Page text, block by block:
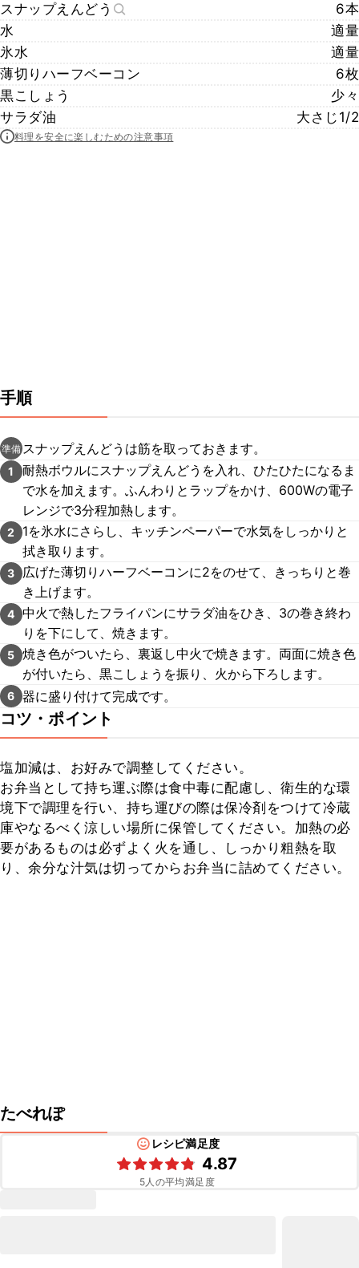
スナップえんどう
6本
水
適量
氷水
適量
薄切りハーフベーコン
6枚
黒こしょう
少々
サラダ油
大さじ1/2
料理を安全に楽しむための注意事項
手順
準備 スナップえんどうは筋を取っておきます。
1
耐熱ボウルにスナップえんどうを入れ、ひたひたになるま
で水を加えます。ふんわりとラップをかけ、600Wの電子
レンジで3分程加熱します。
2
1を氷水にさらし、キッチンペーパーで水気をしっかりと
拭き取ります。
3
広げた薄切りハーフベーコンに2をのせて、きっちりと巻
き上げます。
4 中火で熱したフライパンにサラダ油をひき、3の巻き終わ
りを下にして、焼きます。
5 焼き色がついたら、裏返し中火で焼きます。両面に焼き色
が付いたら、黒こしょうを振り、火から下ろします。
6 器に盛り付けて完成です。
コツ・ポイント
塩加減は、お好みで調整してください。
お弁当として持ち運ぶ際は食中毒に配慮し、衛生的な環
境下で調理を行い、持ち運びの際は保冷剤をつけて冷蔵
庫やなるべく涼しい場所に保管してください。加熱の必
要があるものは必ずよく火を通し、しっかり粗熱を取
り、余分な汁気は切ってからお弁当に詰めてください。
たべれぽ
レシピ満足度
4.87
5人の平均満足度